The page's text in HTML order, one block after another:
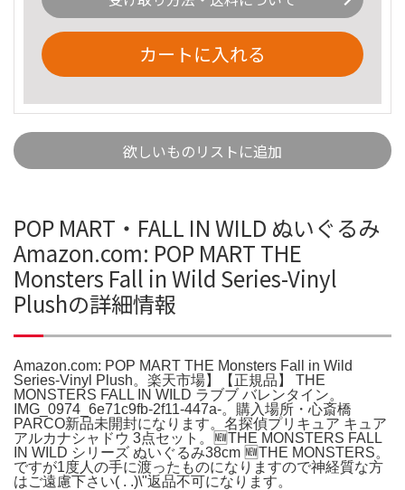
カートに入れる
欲しいものリストに追加
POP MART・FALL IN WILD ぬいぐるみ
Amazon.com: POP MART THE
Monsters Fall in Wild Series-Vinyl
Plushの詳細情報
Amazon.com: POP MART THE Monsters Fall in Wild
Series-Vinyl Plush。楽天市場】【正規品】 THE
MONSTERS FALL IN WILD ラブブ バレンタイン。
IMG_0974_6e71c9fb-2f11-447a-。購入場所・心斎橋
PARCO新品未開封になります。名探偵プリキュア キュア
アルカナシャドウ 3点セット。🆕THE MONSTERS FALL
IN WILD シリーズ ぬいぐるみ38cm 🆕THE MONSTERS。
ですが1度人の手に渡ったものになりますので神経質な方
はご遠慮下さい( . .)\"返品不可になります。